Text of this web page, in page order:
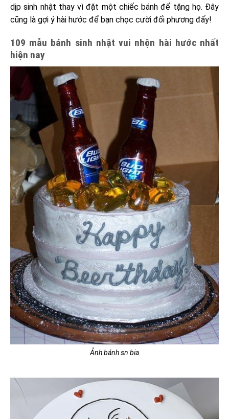
dịp sinh nhật thay vì đặt một chiếc bánh để tặng họ. Đây
cũng là gợi ý hài hước để bạn chọc cười đối phương đấy!
109 mẫu bánh sinh nhật vui nhộn hài hước nhất
hiện nay
Ảnh bánh sn bia